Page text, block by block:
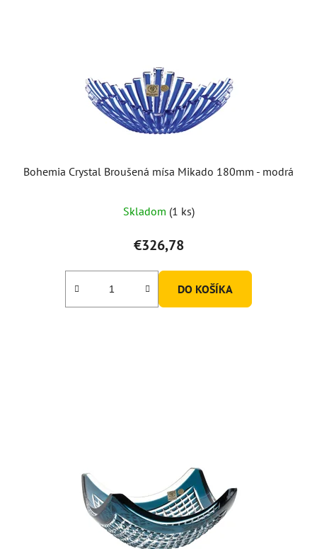
Bohemia Crystal Broušená mísa Mikado 180mm - modrá
Skladom (1 ks)
€326,78
DO KOŠÍKA